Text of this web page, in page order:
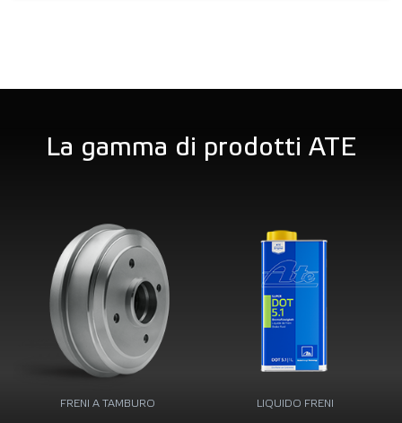
La gamma di prodotti ATE
FRENI A TAMBURO LIQUIDO FRENI